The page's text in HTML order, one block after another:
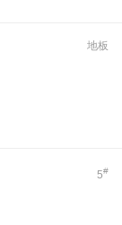
地板
5#